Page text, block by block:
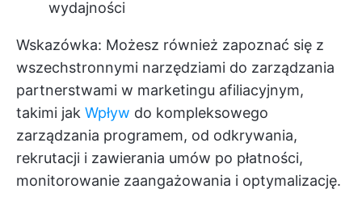
wydajności
Wskazówka: Możesz również zapoznać się z
wszechstronnymi narzędziami do zarządzania
partnerstwami w marketingu afiliacyjnym,
takimi jak Wpływ do kompleksowego
zarządzania programem, od odkrywania,
rekrutacji i zawierania umów po płatności,
monitorowanie zaangażowania i optymalizację.